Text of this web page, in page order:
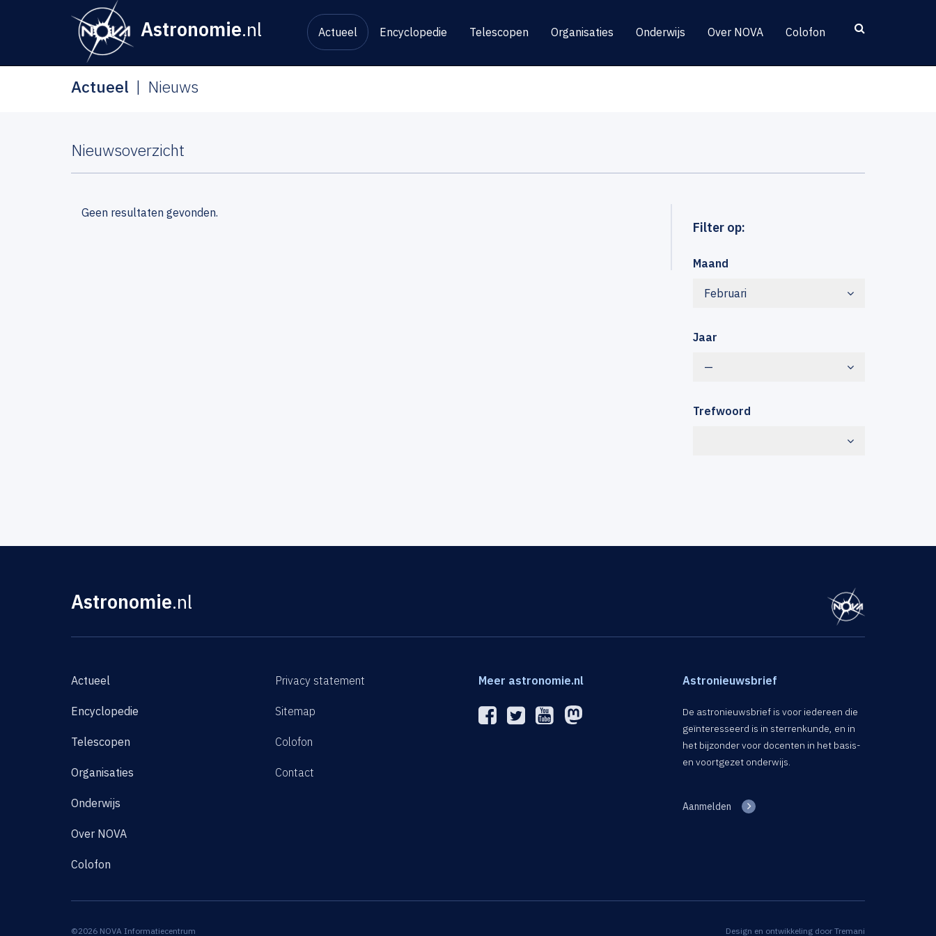
Astronomie.nl Actueel Encyclopedie Telescopen Organisaties Onderwijs Over NOVA Colofon
Actueel Nieuws
Nieuwsoverzicht
Filter op:
Maand
Februari
Jaar
—
Trefwoord
Geen resultaten gevonden.
Astronomie.nl
Actueel
Encyclopedie
Telescopen
Organisaties
Onderwijs
Over NOVA
Colofon
Privacy statement
Sitemap
Colofon
Contact
Meer astronomie.nl Astronieuwsbrief
De astronieuwsbrief is voor iedereen die
geïnteresseerd is in sterrenkunde, en in
het bijzonder voor docenten in het basis-
en voortgezet onderwijs.
Aanmelden
©2026 NOVA Informatiecentrum Design en ontwikkeling door Tremani